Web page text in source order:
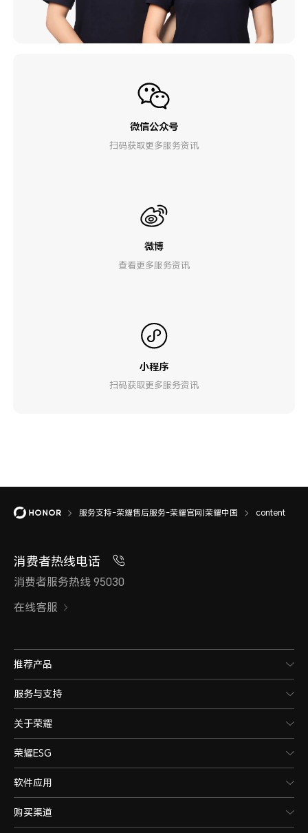
微信公众号
扫码获取更多服务资讯
微博
查看更多服务资讯
小程序
扫码获取更多服务资讯
服务支持-荣耀售后服务-荣耀官网|荣耀中国 content
消费者热线电话
消费者服务热线 95030
在线客服
推荐产品
服务与支持
关于荣耀
荣耀ESG
软件应用
购买渠道